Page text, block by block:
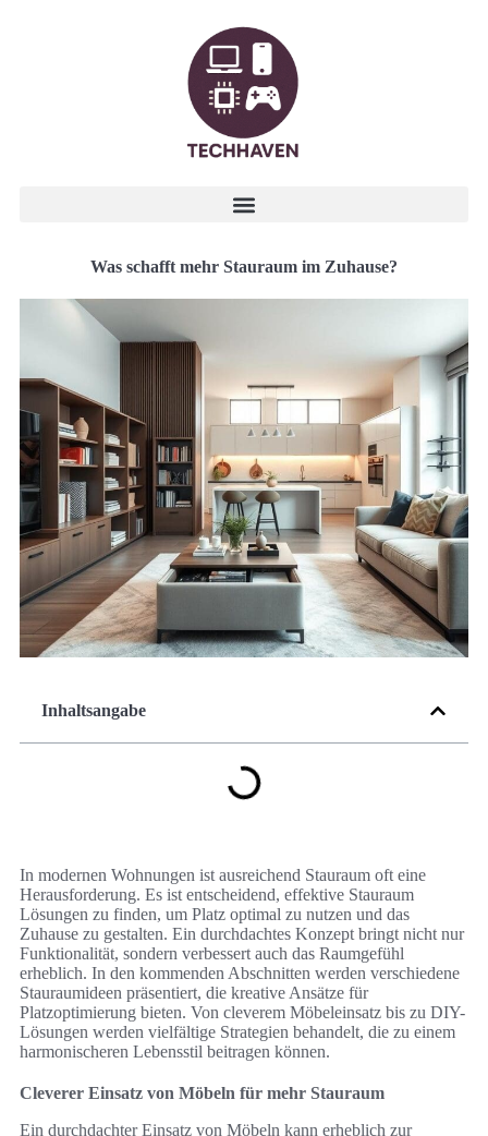
Was schafft mehr Stauraum im Zuhause?
Inhaltsangabe
In modernen Wohnungen ist ausreichend Stauraum oft eine
Herausforderung. Es ist entscheidend, effektive Stauraum
Lösungen zu finden, um Platz optimal zu nutzen und das
Zuhause zu gestalten. Ein durchdachtes Konzept bringt nicht nur
Funktionalität, sondern verbessert auch das Raumgefühl
erheblich. In den kommenden Abschnitten werden verschiedene
Stauraumideen präsentiert, die kreative Ansätze für
Platzoptimierung bieten. Von cleverem Möbeleinsatz bis zu DIY-
Lösungen werden vielfältige Strategien behandelt, die zu einem
harmonischeren Lebensstil beitragen können.
Cleverer Einsatz von Möbeln für mehr Stauraum
Ein durchdachter Einsatz von Möbeln kann erheblich zur